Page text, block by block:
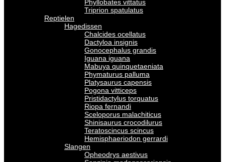
Phyllobates vittatus
Triprion spatulatus
Reptielen
Hagedissen
Chalcides ocellatus
Dactyloa insignis
Gonocephalus grandis
Iguana iguana
Mabuya quinquetaeniata
Phymaturus palluma
Platysaurus capensis
Pogona vitticeps
Pristidactylus torquatus
Riopa fernandi
Sceloporus malachiticus
Shinisaurus crocodilurus
Teratoscincus scincus
Hemisphaeriodon gerrardi
Slangen
Opheodrys aestivus